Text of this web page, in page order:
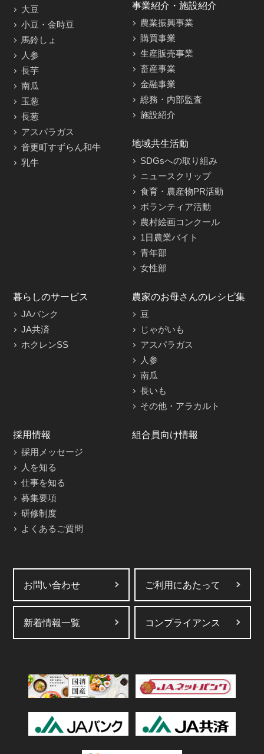
大豆
小豆・金時豆
馬鈴しょ
人参
長芋
南瓜
玉葱
長葱
アスパラガス
音更町すずらん和牛
乳牛
事業紹介・施設紹介
農業振興事業
購買事業
生産販売事業
畜産事業
金融事業
総務・内部監査
施設紹介
地域共生活動
SDGsへの取り組み
ニュースクリップ
食育・農産物PR活動
ボランティア活動
農村絵画コンクール
1日農業バイト
青年部
女性部
暮らしのサービス
JAバンク
JA共済
ホクレンSS
農家のお母さんのレシピ集
豆
じゃがいも
アスパラガス
人参
南瓜
長いも
その他・アラカルト
採用情報
採用メッセージ
人を知る
仕事を知る
募集要項
研修制度
よくあるご質問
組合員向け情報
お問い合わせ ご利用にあたって
新着情報一覧 コンプライアンス